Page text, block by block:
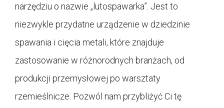
narzędziu o nazwie „lutospawarka”. Jest to
niezwykle przydatne urządzenie w dziedzinie
spawania i cięcia metali, które znajduje
zastosowanie w różnorodnych branżach, od
produkcji przemysłowej po warsztaty
rzemieślnicze. Pozwól nam przybliżyć Ci tę